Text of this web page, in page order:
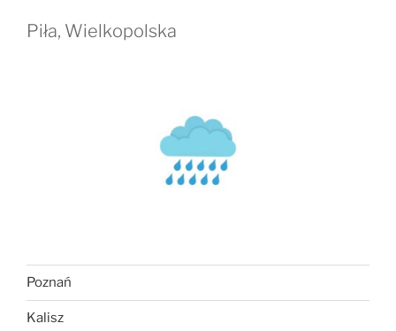
Piła, Wielkopolska
Poznań
Kalisz